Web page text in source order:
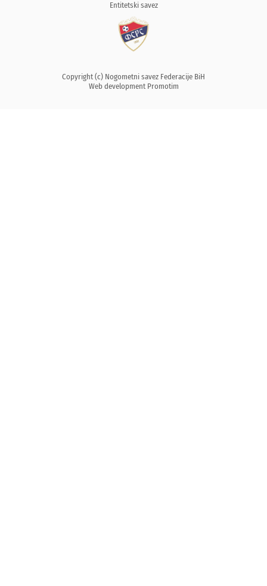
Entitetski savez
Copyright (c) Nogometni savez Federacije BiH
Web development Promotim